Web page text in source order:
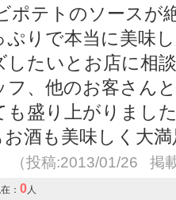
ポテトのソースが
りで本当に美味
たいとお店に相
フ、他のお客さん
も盛り上がりまし
酒も美味しく大
（投稿:2013/01/26 掲
： 0人